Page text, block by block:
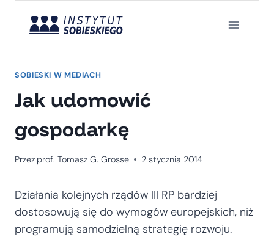
SOBIESKI W MEDIACH
Jak udomowić
gospodarkę
Przez prof. Tomasz G. Grosse 2 stycznia 2014
Działania kolejnych rządów III RP bardziej
dostosowują się do wymogów europejskich, niż
programują samodzielną strategię rozwoju.